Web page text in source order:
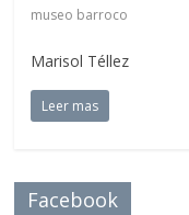
museo barroco
Marisol Téllez
Leer mas
Facebook